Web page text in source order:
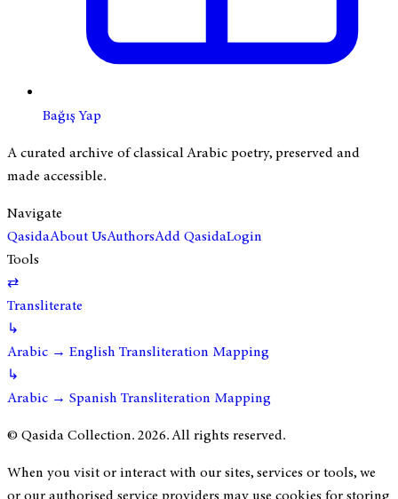
Bağış Yap
A curated archive of classical Arabic poetry, preserved and
made accessible.
Navigate
QasidaAbout UsAuthorsAdd QasidaLogin
Tools
⇄
Transliterate
↳
Arabic → English Transliteration Mapping
↳
Arabic → Spanish Transliteration Mapping
© Qasida Collection.2026. All rights reserved.
When you visit or interact with our sites, services or tools, we